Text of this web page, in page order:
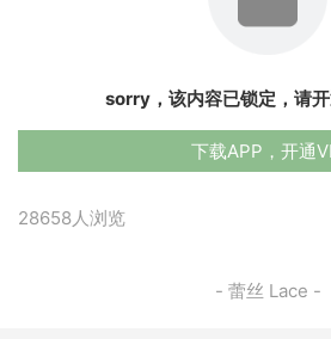
sorry，该内容已锁定，请
下载APP，开通
28658人浏览
- 蕾丝 Lace -